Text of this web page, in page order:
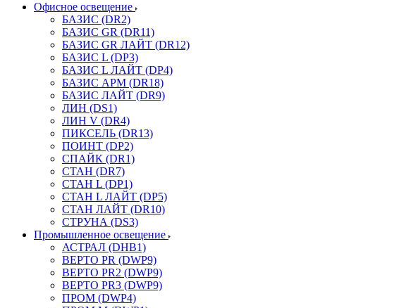
Офисное освещение
БАЗИС (DR2)
БАЗИС GR (DR11)
БАЗИС GR ЛАЙТ (DR12)
БАЗИС L (DP3)
БАЗИС L ЛАЙТ (DP4)
БАЗИС АРМ (DR18)
БАЗИС ЛАЙТ (DR9)
ЛИН (DS1)
ЛИН V (DR4)
ПИКСЕЛЬ (DR13)
ПОИНТ (DP2)
СПАЙК (DR1)
СТАН (DR7)
СТАН L (DP1)
СТАН L ЛАЙТ (DP5)
СТАН ЛАЙТ (DR10)
СТРУНА (DS3)
Промышленное освещение
АСТРАЛ (DHB1)
ВЕРТО PR (DWP9)
ВЕРТО PR2 (DWP9)
ВЕРТО PR3 (DWP9)
ПРОМ (DWP4)